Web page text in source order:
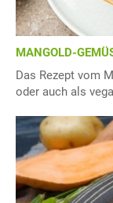
MANGOLD-
Das Rezept vom
oder auch als